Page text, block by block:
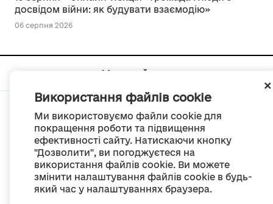
Використання файлів cookie
Ми використовуємо файли cookie для
покращення роботи та підвищення
ефективності сайту. Натискаючи кнопку
"Дозволити", ви погоджуєтеся на
використання файлів cookie. Ви можете
змінити налаштування файлів cookie в будь-
який час у налаштуваннях браузера.
досвідом війни: як будувати взаємодію»
06 серпня 2026
Мапа сайту
© Портал «Децентралізація», 2022
Проект був створений 2014 року для комунікації реформи місцевого
самоврядування
та територіальної організації влади в Україні.
Створення та наповнення - ГО «Портал «Децентралізація»